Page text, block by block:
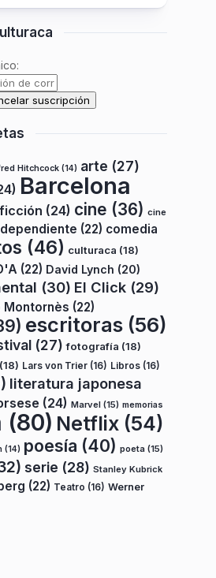
Hitchcock (14) arte (27)
Barcelona
(24) cine (36) cine
(22) comedia
(46) culturaca (18)
(22) David Lynch (20)
(30) El Click (29)
Montornès (22)
escritoras (56)
(27) fotografía (18)
(18) Lars von Trier (16) Libros (16)
literatura japonesa
(24) Marvel (15) memorias
(80) Netflix (54)
(14) poesía (40) poeta (15)
serie (28) Stanley Kubrick
(22) Teatro (16) Werner